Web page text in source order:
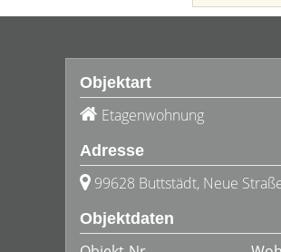
Objektart
Etagenwohnung
Adresse
99628 Buttstädt, Neue
Objektdaten